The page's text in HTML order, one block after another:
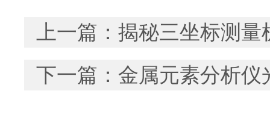
上一篇： 揭秘三坐标测量
下一篇： 金属元素分析仪